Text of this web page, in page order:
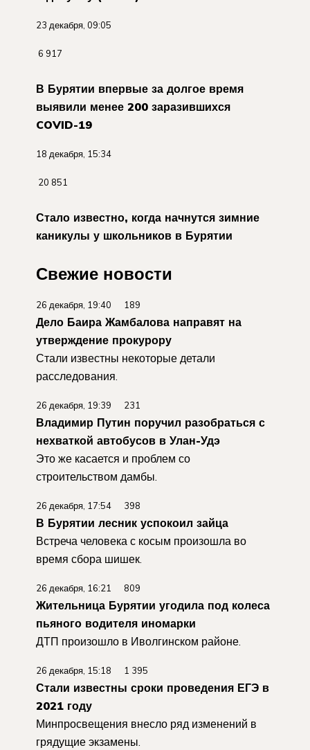
23 декабря, 09:05
6 917
В Бурятии впервые за долгое время
выявили менее 200 заразившихся
COVID-19
18 декабря, 15:34
20 851
Стало известно, когда начнутся зимние
каникулы у школьников в Бурятии
Свежие новости
26 декабря, 19:40 189
Дело Баира Жамбалова направят на
утверждение прокурору
Стали известны некоторые детали
расследования.
26 декабря, 19:39 231
Владимир Путин поручил разобраться с
нехваткой автобусов в Улан-Удэ
Это же касается и проблем со
строительством дамбы.
26 декабря, 17:54 398
В Бурятии лесник успокоил зайца
Встреча человека с косым произошла во
время сбора шишек.
26 декабря, 16:21 809
Жительница Бурятии угодила под колеса
пьяного водителя иномарки
ДТП произошло в Иволгинском районе.
26 декабря, 15:18 1 395
Стали известны сроки проведения ЕГЭ в
2021 году
Минпросвещения внесло ряд изменений в
грядущие экзамены.